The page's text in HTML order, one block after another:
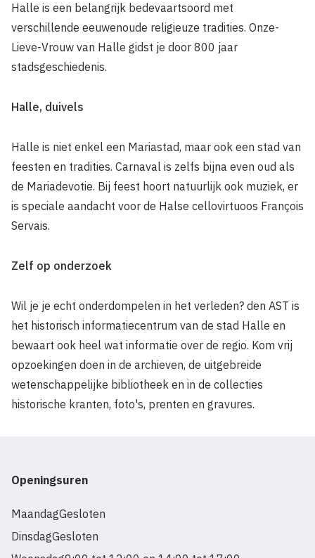
Halle is een belangrijk bedevaartsoord met
verschillende eeuwenoude religieuze tradities. Onze-
Lieve-Vrouw van Halle gidst je door 800 jaar
stadsgeschiedenis.
Halle, duivels
Halle is niet enkel een Mariastad, maar ook een stad van
feesten en tradities. Carnaval is zelfs bijna even oud als
de Mariadevotie. Bij feest hoort natuurlijk ook muziek, er
is speciale aandacht voor de Halse cellovirtuoos François
Servais.
Zelf op onderzoek
Wil je je echt onderdompelen in het verleden? den AST is
het historisch informatiecentrum van de stad Halle en
bewaart ook heel wat informatie over de regio. Kom vrij
opzoekingen doen in de archieven, de uitgebreide
wetenschappelijke bibliotheek en in de collecties
historische kranten, foto's, prenten en gravures.
Openingsuren
MaandagGesloten
DinsdagGesloten